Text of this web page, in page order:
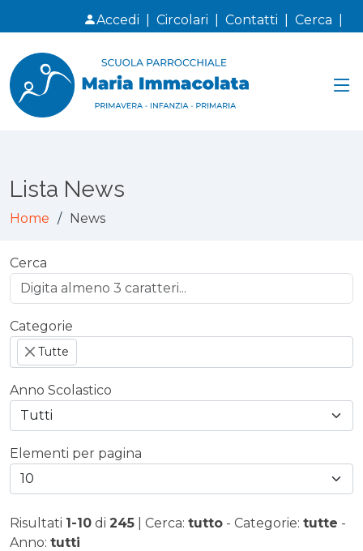
Accedi Circolari Contatti Cerca
Lista News
Home News
Cerca
Categorie
Tutte
Anno Scolastico
Tutti
Elementi per pagina
10
Risultati 1-10 di 245 Cerca: tutto - Categorie: tutte -
Anno: tutti